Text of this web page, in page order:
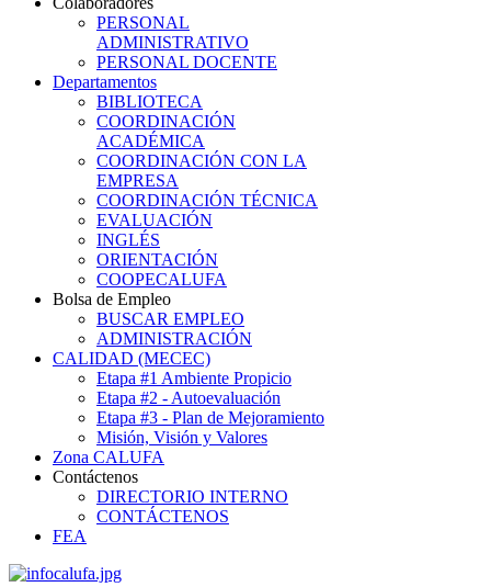
PERSONAL
ADMINISTRATIVO
PERSONAL DOCENTE
Departamentos
BIBLIOTECA
COORDINACIÓN
ACADÉMICA
COORDINACIÓN CON LA
EMPRESA
COORDINACIÓN TÉCNICA
EVALUACIÓN
INGLÉS
ORIENTACIÓN
COOPECALUFA
Bolsa de Empleo
BUSCAR EMPLEO
ADMINISTRACIÓN
CALIDAD (MECEC)
Etapa #1 Ambiente Propicio
Etapa #2 - Autoevaluación
Etapa #3 - Plan de Mejoramiento
Misión, Visión y Valores
Zona CALUFA
Contáctenos
DIRECTORIO INTERNO
CONTÁCTENOS
FEA